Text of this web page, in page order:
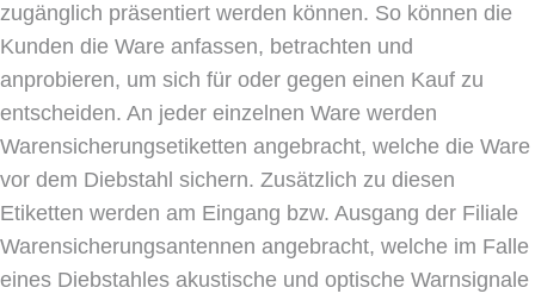
zugänglich präsentiert werden können. So können die
Kunden die Ware anfassen, betrachten und
anprobieren, um sich für oder gegen einen Kauf zu
entscheiden. An jeder einzelnen Ware werden
Warensicherungsetiketten angebracht, welche die Ware
vor dem Diebstahl sichern. Zusätzlich zu diesen
Etiketten werden am Eingang bzw. Ausgang der Filiale
Warensicherungsantennen angebracht, welche im Falle
eines Diebstahles akustische und optische Warnsignale